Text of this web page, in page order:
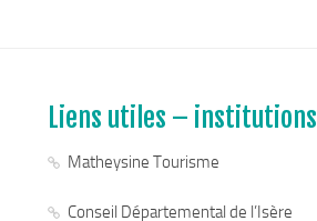
Liens utiles – institutions
Matheysine Tourisme
Conseil Départemental de l’Isère